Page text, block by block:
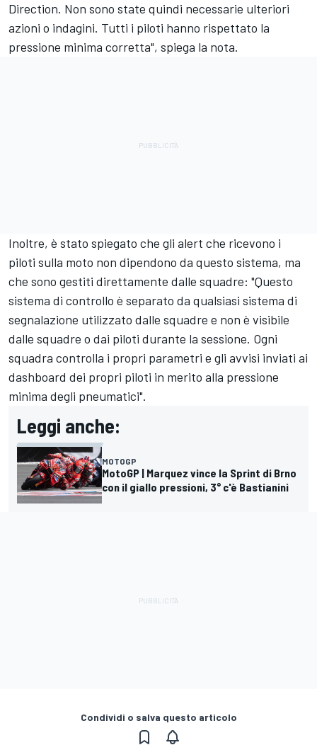
Direction. Non sono state quindi necessarie ulteriori
azioni o indagini. Tutti i piloti hanno rispettato la
pressione minima corretta", spiega la nota.
Inoltre, è stato spiegato che gli alert che ricevono i
piloti sulla moto non dipendono da questo sistema, ma
che sono gestiti direttamente dalle squadre: "Questo
sistema di controllo è separato da qualsiasi sistema di
segnalazione utilizzato dalle squadre e non è visibile
dalle squadre o dai piloti durante la sessione. Ogni
squadra controlla i propri parametri e gli avvisi inviati ai
dashboard dei propri piloti in merito alla pressione
minima degli pneumatici".
Leggi anche:
MOTOGP
MotoGP | Marquez vince la Sprint di Brno
con il giallo pressioni, 3° c'è Bastianini
Condividi o salva questo articolo